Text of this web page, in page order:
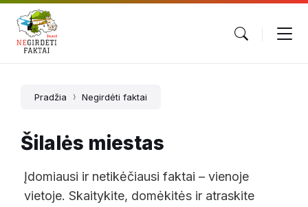
Pradžia Negirdėti faktai
Šilalės miestas
Įdomiausi ir netikėčiausi faktai – vienoje
vietoje. Skaitykite, domėkitės ir atraskite